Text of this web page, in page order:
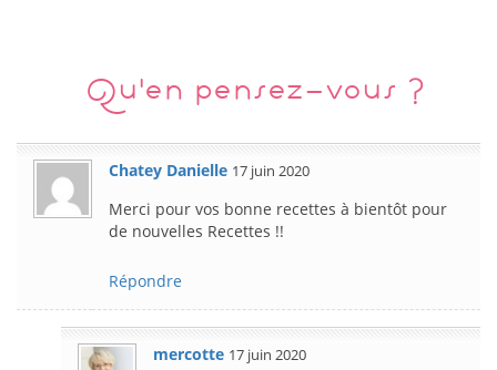
Qu'en pensez-vous ?
Chatey Danielle 17 juin 2020
Merci pour vos bonne recettes à bientôt pour
de nouvelles Recettes !!
Répondre
mercotte 17 juin 2020